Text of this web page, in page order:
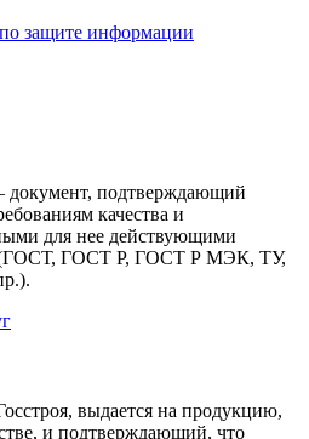
защите информации
документ, подтверждающий
качества и
для нее действующими
(ГОСТ, ГОСТ Р, ГОСТ Р МЭК, ТУ,
выдается на продукцию,
и подтверждающий, что